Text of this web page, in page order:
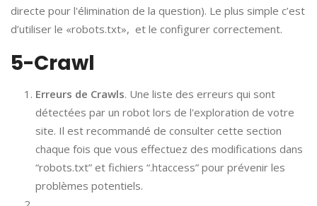
directe pour l'élimination de la question). Le plus simple c’est
d’utiliser le «robots.txt», et le configurer correctement.
5-Crawl
Erreurs de Crawls. Une liste des erreurs qui sont
détectées par un robot lors de l'exploration de votre
site. Il est recommandé de consulter cette section
chaque fois que vous effectuez des modifications dans
“robots.txt” et fichiers “.htaccess” pour prévenir les
problèmes potentiels.